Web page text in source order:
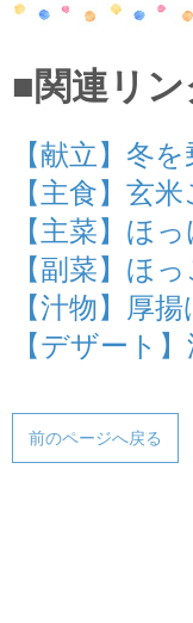
■関連リン
【献立】冬
【主食】玄
【主菜】ほ
【副菜】ほ
【汁物】厚
【デザート
前のページへ戻る